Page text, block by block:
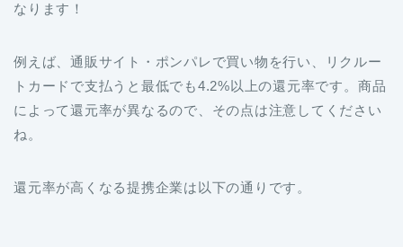
なります！
例えば、通販サイト・ポンパレで買い物を行い、リクルー
トカードで支払うと最低でも4.2%以上の還元率です。商品
によって還元率が異なるので、その点は注意してください
ね。
還元率が高くなる提携企業は以下の通りです。